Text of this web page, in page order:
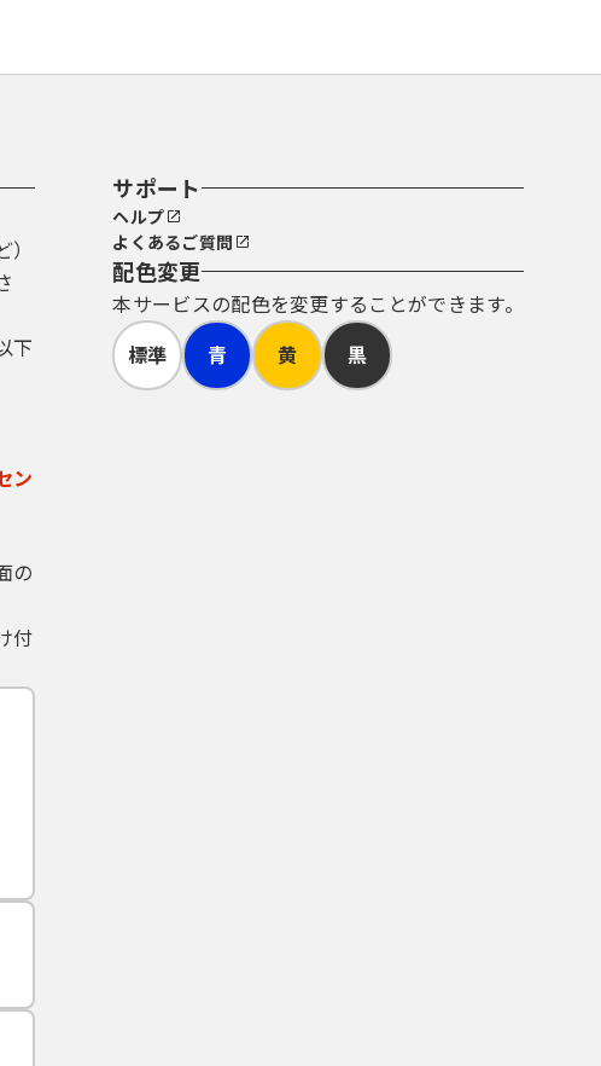
下
ン
の
付
サポート
ヘルプ
よくあるご質問
配色変更
本サービスの配色を変更することができます。
標準
青 黄 黒